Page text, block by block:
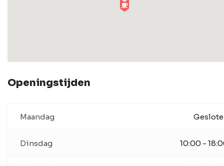
Openingstijden
Maandag
Dinsdag 10:00 -